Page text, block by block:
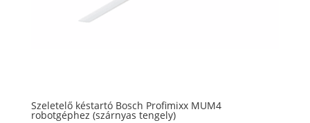
Szeletelő késtartó Bosch Profimixx MUM4
robotgéphez (szárnyas tengely)